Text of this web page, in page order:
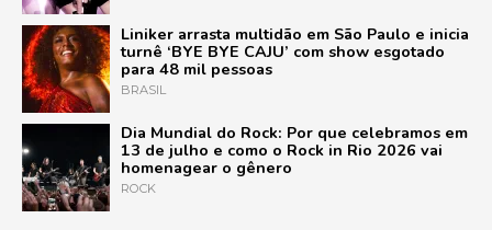
Liniker arrasta multidão em São Paulo e inicia
turnê ‘BYE BYE CAJU’ com show esgotado
para 48 mil pessoas
BRASIL
Dia Mundial do Rock: Por que celebramos em
13 de julho e como o Rock in Rio 2026 vai
homenagear o gênero
ROCK